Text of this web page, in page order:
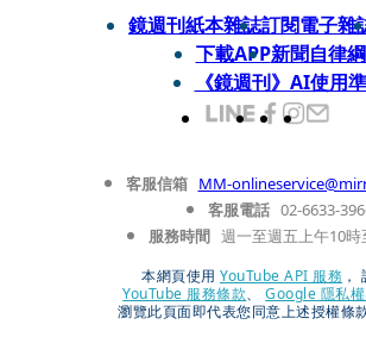
鏡週刊紙本雜誌訂閱電子雜
下載APP新聞自律
《鏡週刊》AI使用
客服信箱 MM-
客服電話 02-6633-
服務時間 週一至週五上午10
本網頁使用 YouTube API 服務 ，
YouTube 服務條款、
Google 隱私
瀏覽此頁面即代表您同意上述授權條